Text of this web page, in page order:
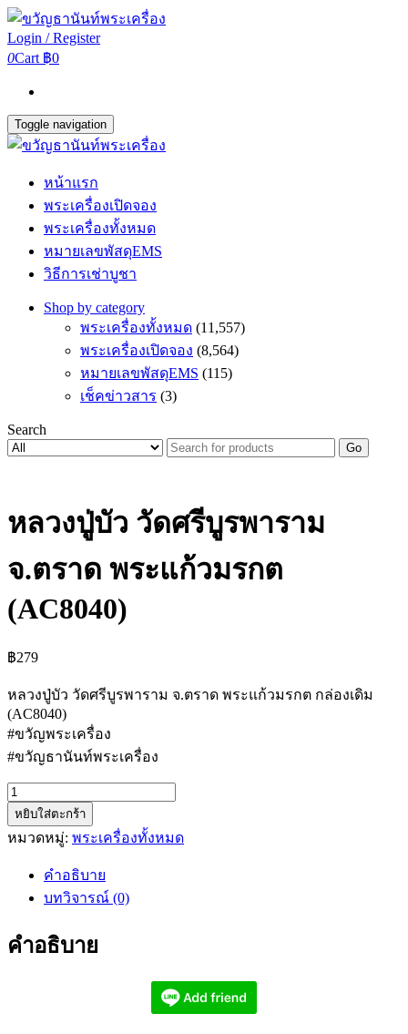
Login / Register
0Cart ฿0
Toggle navigation
หน้าแรก
พระเครื่องเปิดจอง
พระเครื่องทั้งหมด
หมายเลขพัสดุEMS
วิธีการเช่าบูชา
Shop by category
พระเครื่องทั้งหมด (11,557)
พระเครื่องเปิดจอง (8,564)
หมายเลขพัสดุEMS (115)
เช็คข่าวสาร (3)
Search
Go
หลวงปู่บัว วัดศรีบูรพาราม
จ.ตราด พระแก้วมรกต
(AC8040)
฿279
หลวงปู่บัว วัดศรีบูรพาราม จ.ตราด พระแก้วมรกต กล่องเดิม
(AC8040)
#ขวัญพระเครื่อง
#ขวัญธานันท์พระเครื่อง
จำนวน
หลวง
ปู่
ราม
หยิบใส่ตะกร้า
หมวดหมู่: พระเครื่องทั้งหมด
คำอธิบาย
บทวิจารณ์ (0)
คำอธิบาย